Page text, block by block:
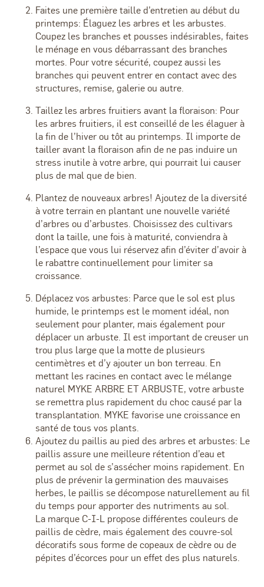
Faites une première taille d’entretien au début du
printemps: Élaguez les arbres et les arbustes.
Coupez les branches et pousses indésirables, faites
le ménage en vous débarrassant des branches
mortes. Pour votre sécurité, coupez aussi les
branches qui peuvent entrer en contact avec des
structures, remise, galerie ou autre.
Taillez les arbres fruitiers avant la floraison: Pour
les arbres fruitiers, il est conseillé de les élaguer à
la fin de l’hiver ou tôt au printemps. Il importe de
tailler avant la floraison afin de ne pas induire un
stress inutile à votre arbre, qui pourrait lui causer
plus de mal que de bien.
Plantez de nouveaux arbres! Ajoutez de la diversité
à votre terrain en plantant une nouvelle variété
d’arbres ou d’arbustes. Choisissez des cultivars
dont la taille, une fois à maturité, conviendra à
l’espace que vous lui réservez afin d’éviter d’avoir à
le rabattre continuellement pour limiter sa
croissance.
Déplacez vos arbustes: Parce que le sol est plus
humide, le printemps est le moment idéal, non
seulement pour planter, mais également pour
déplacer un arbuste. Il est important de creuser un
trou plus large que la motte de plusieurs
centimètres et d’y ajouter un bon terreau. En
mettant les racines en contact avec le mélange
naturel MYKE ARBRE ET ARBUSTE, votre arbuste
se remettra plus rapidement du choc causé par la
transplantation. MYKE favorise une croissance en
santé de tous vos plants.
Ajoutez du paillis au pied des arbres et arbustes: Le
paillis assure une meilleure rétention d’eau et
permet au sol de s’assécher moins rapidement. En
plus de prévenir la germination des mauvaises
herbes, le paillis se décompose naturellement au fil
du temps pour apporter des nutriments au sol.
La marque C-I-L propose différentes couleurs de
paillis de cèdre, mais également des couvre-sol
décoratifs sous forme de copeaux de cèdre ou de
pépites d’écorces pour un effet des plus naturels.